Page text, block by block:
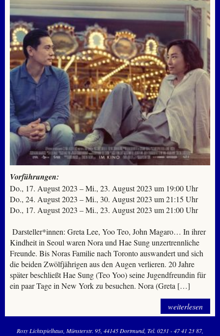
Vorführungen:
Do., 17. August 2023 – Mi., 23. August 2023 um 19:00 Uhr
Do., 24. August 2023 – Mi., 30. August 2023 um 21:15 Uhr
Do., 17. August 2023 – Mi., 23. August 2023 um 21:00 Uhr
Darsteller*innen: Greta Lee, Yoo Teo, John Magaro… In ihrer
Kindheit in Seoul waren Nora und Hae Sung unzertrennliche
Freunde. Bis Noras Familie nach Toronto auswandert und sich
die beiden Zwölfjährigen aus den Augen verlieren. 20 Jahre
später beschließt Hae Sung (Teo Yoo) seine Jugendfreundin für
ein paar Tage in New York zu besuchen. Nora (Greta […]
weiterlesen
Roxy Lichtspielhaus Münsterstr. 95 44145 Dortmund Tel. 0231 - 47 41 23 87